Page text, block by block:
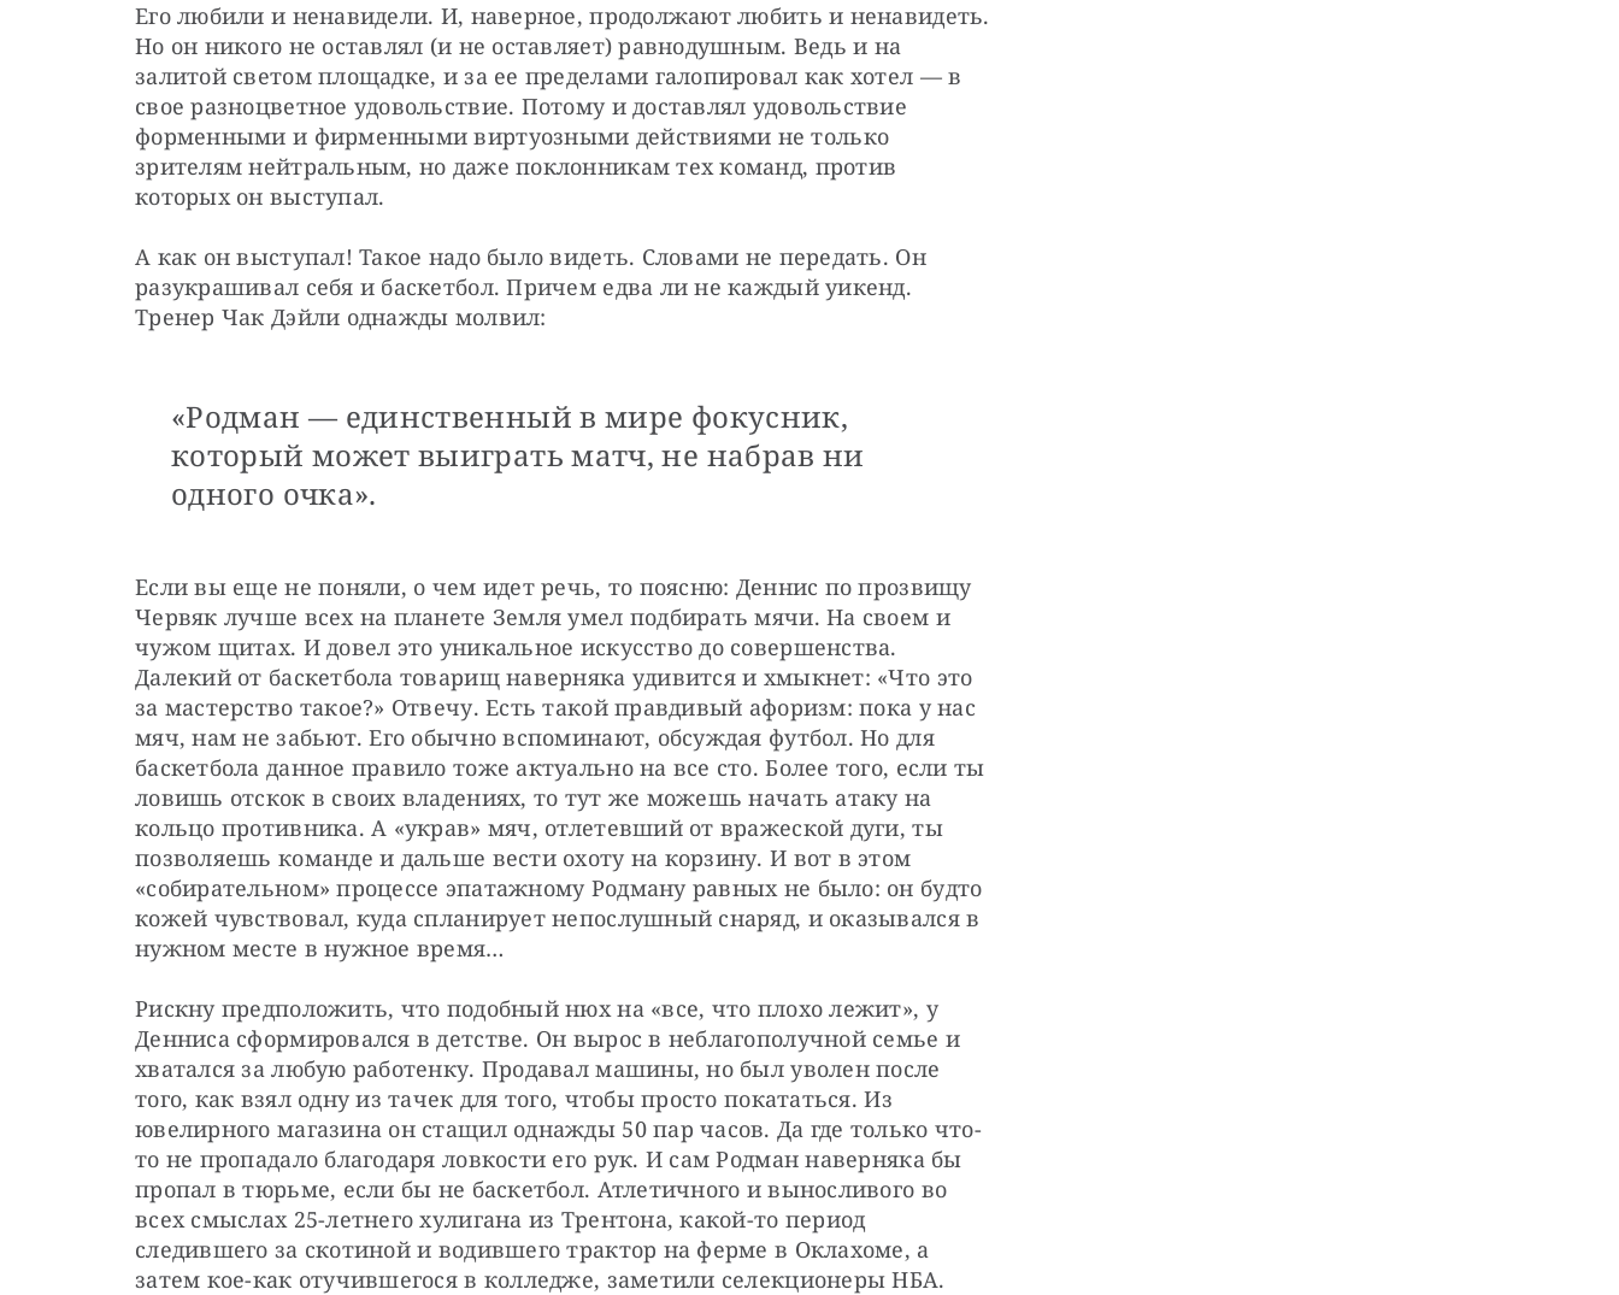
Его любили и ненавидели. И, наверное, продолжают любить и ненавидеть.
Но он никого не оставлял (и не оставляет) равнодушным. Ведь и на
залитой светом площадке, и за ее пределами галопировал как хотел — в
свое разноцветное удовольствие. Потому и доставлял удовольствие
форменными и фирменными виртуозными действиями не только
зрителям нейтральным, но даже поклонникам тех команд, против
которых он выступал.
А как он выступал! Такое надо было видеть. Словами не передать. Он
разукрашивал себя и баскетбол. Причем едва ли не каждый уикенд.
Тренер Чак Дэйли однажды молвил:
«Родман — единственный в мире фокусник,
который может выиграть матч, не набрав ни
одного очка».
Если вы еще не поняли, о чем идет речь, то поясню: Деннис по прозвищу
Червяк лучше всех на планете Земля умел подбирать мячи. На своем и
чужом щитах. И довел это уникальное искусство до совершенства.
Далекий от баскетбола товарищ наверняка удивится и хмыкнет: «Что это
за мастерство такое?» Отвечу. Есть такой правдивый афоризм: пока у нас
мяч, нам не забьют. Его обычно вспоминают, обсуждая футбол. Но для
баскетбола данное правило тоже актуально на все сто. Более того, если ты
ловишь отскок в своих владениях, то тут же можешь начать атаку на
кольцо противника. А «украв» мяч, отлетевший от вражеской дуги, ты
позволяешь команде и дальше вести охоту на корзину. И вот в этом
«собирательном» процессе эпатажному Родману равных не было: он будто
кожей чувствовал, куда спланирует непослушный снаряд, и оказывался в
нужном месте в нужное время…
Рискну предположить, что подобный нюх на «все, что плохо лежит», у
Денниса сформировался в детстве. Он вырос в неблагополучной семье и
хватался за любую работенку. Продавал машины, но был уволен после
того, как взял одну из тачек для того, чтобы просто покататься. Из
ювелирного магазина он стащил однажды 50 пар часов. Да где только что-
то не пропадало благодаря ловкости его рук. И сам Родман наверняка бы
пропал в тюрьме, если бы не баскетбол. Атлетичного и выносливого во
всех смыслах 25-летнего хулигана из Трентона, какой-то период
следившего за скотиной и водившего трактор на ферме в Оклахоме, а
затем кое-как отучившегося в колледже, заметили селекционеры НБА.